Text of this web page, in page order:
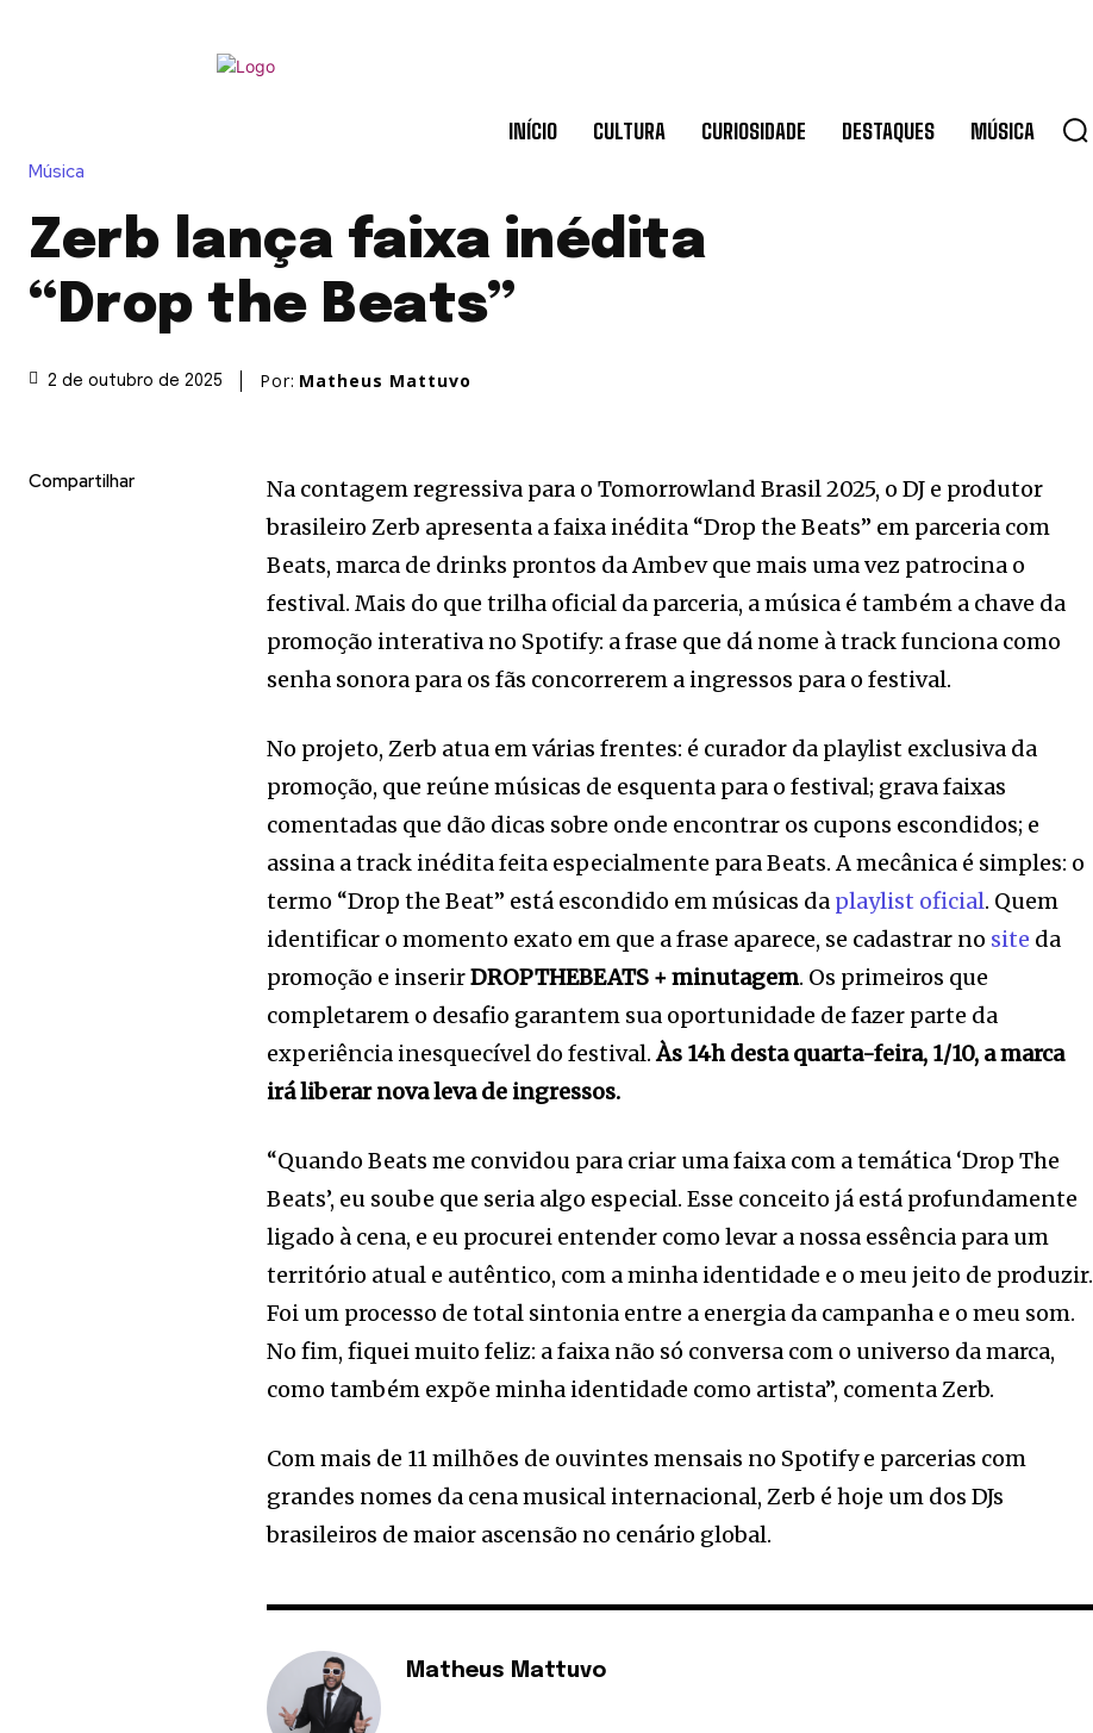
INÍCIO CULTURA CURIOSIDADE DESTAQUES MÚSICA
Música
Zerb lança faixa inédita
“Drop the Beats”
2 de outubro de 2025 Por: Matheus Mattuvo
Compartilhar
Na contagem regressiva para o Tomorrowland Brasil 2025, o DJ e produtor
brasileiro Zerb apresenta a faixa inédita “Drop the Beats” em parceria com
Beats, marca de drinks prontos da Ambev que mais uma vez patrocina o
festival. Mais do que trilha oficial da parceria, a música é também a chave da
promoção interativa no Spotify: a frase que dá nome à track funciona como
senha sonora para os fãs concorrerem a ingressos para o festival.
No projeto, Zerb atua em várias frentes: é curador da playlist exclusiva da
promoção, que reúne músicas de esquenta para o festival; grava faixas
comentadas que dão dicas sobre onde encontrar os cupons escondidos; e
assina a track inédita feita especialmente para Beats. A mecânica é simples: o
termo “Drop the Beat” está escondido em músicas da playlist oficial. Quem
identificar o momento exato em que a frase aparece, se cadastrar no site da
promoção e inserirDROPTHEBEATS + minutagem. Os primeiros que
completarem o desafio garantem sua oportunidade de fazer parte da
experiência inesquecível do festival.Às 14h desta quarta-feira, 1/10, a marca
irá liberar nova leva de ingressos.
“Quando Beats me convidou para criar uma faixa com a temática ‘Drop The
Beats’, eu soube que seria algo especial. Esse conceito já está profundamente
ligado à cena, e eu procurei entender como levar a nossa essência para um
território atual e autêntico, com a minha identidade e o meu jeito de produzir.
Foi um processo de total sintonia entre a energia da campanha e o meu som.
No fim, fiquei muito feliz: a faixa não só conversa com o universo da marca,
como também expõe minha identidade como artista”, comenta Zerb.
Com mais de 11 milhões de ouvintes mensais no Spotify e parcerias com
grandes nomes da cena musical internacional, Zerb é hoje um dos DJs
brasileiros de maior ascensão no cenário global.
Matheus Mattuvo